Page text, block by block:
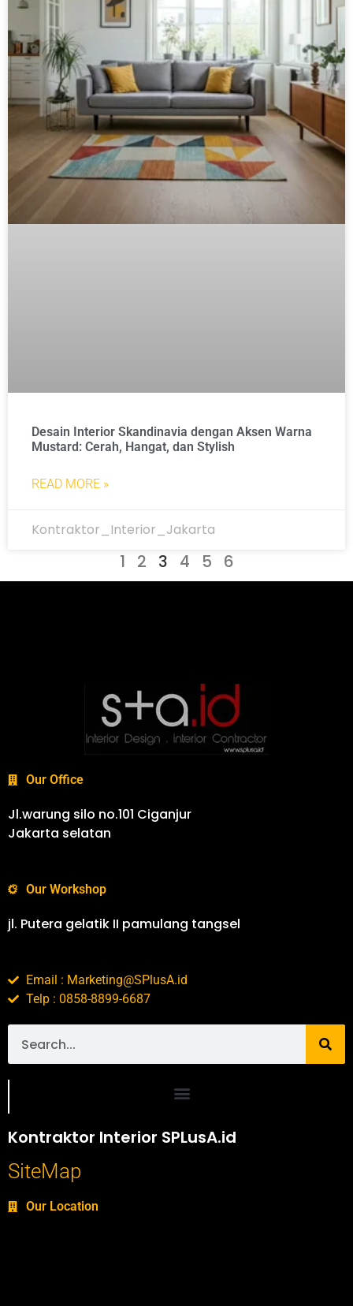
Desain Interior Skandinavia dengan Aksen Warna
Mustard: Cerah, Hangat, dan Stylish
READ MORE »
Kontraktor_Interior_Jakarta
1 2 3 4 5 6
Our Office
Jl.warung silo no.101 Ciganjur
Jakarta selatan
Our Workshop
jl. Putera gelatik II pamulang tangsel
Email : Marketing@SPlusA.id
Telp : 0858-8899-6687
Kontraktor Interior SPLusA.id
SiteMap
Our Location